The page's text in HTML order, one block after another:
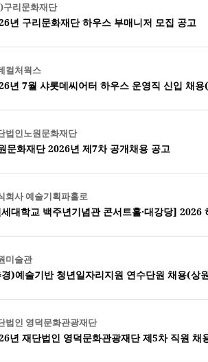
구리문화재단
년 구리문화재단 하우스 부매니저 모집 공고
컬처웍스
년 7월 샤롯데씨어터 하우스 운영직 신입 채
법인노원문화재단
문화재단 2026년 제7차 공개채용 공고
회사 예술기획파홀로
대학교 백주년기념관 콘서트홀·대강당] 2026
미술관
)예술기반 청년일자리지원 연수단원 채용(상
법인 영덕문화관광재단
년 재단법인 영덕문화관광재단 제5차 직원 채